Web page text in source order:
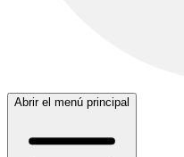
Abrir el menú principal